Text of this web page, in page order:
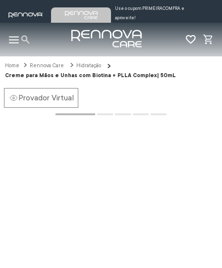
Use o cupom PRIMEIRACOMPRA e
aproveite!
Rennova Care
Hidratação
Creme para Mãos e Unhas com Biotina + PLLA Complex| 50mL
Provador Virtual